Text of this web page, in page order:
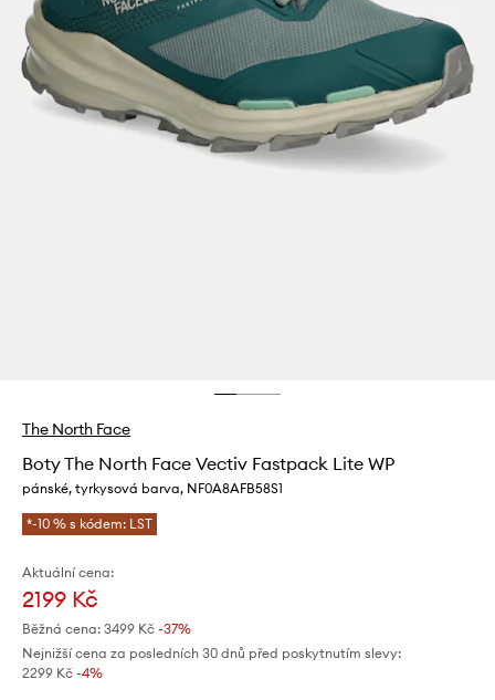
The North Face
Boty The North Face Vectiv Fastpack Lite WP
pánské, tyrkysová barva, NF0A8AFB58S1
*-10 % s kódem: LST
Aktuální cena:
2199 Kč
Běžná cena: 3499 Kč -37%
Nejnižší cena za posledních 30 dnů před poskytnutím slevy:
2299 Kč -4%